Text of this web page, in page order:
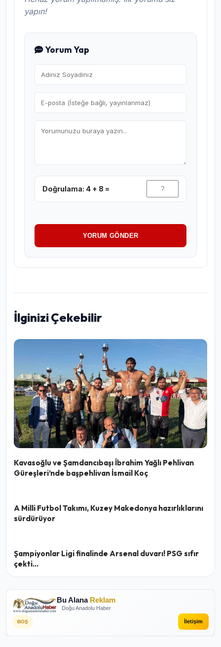
yapın!
Yorum Yap
Doğrulama: 4 + 8 =
YORUM GÖNDER
İlginizi Çekebilir
Kavasoğlu ve Şamdancıbaşı İbrahim Yağlı Pehlivan
Güreşleri’nde başpehlivan İsmail Koç
A Milli Futbol Takımı, Kuzey Makedonya hazırlıklarını
sürdürüyor
Şampiyonlar Ligi finalinde Arsenal duvarı! PSG sıfır
çekti...
Bu Alana Reklam
Doğu Anadolu Haber
BOŞ İletişim